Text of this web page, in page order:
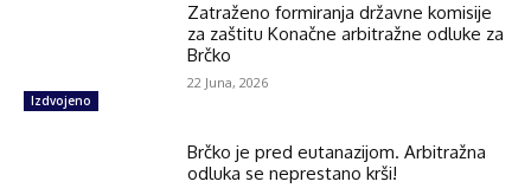
Izdvojeno
Zatraženo formiranja državne komisije
za zaštitu Konačne arbitražne odluke za
Brčko
22 Juna, 2026
Brčko je pred eutanazijom. Arbitražna
odluka se neprestano krši!